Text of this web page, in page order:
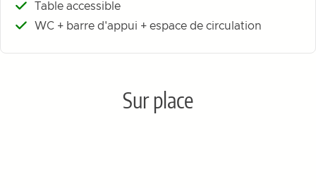
Table accessible
WC + barre d'appui + espace de circulation
Sur place